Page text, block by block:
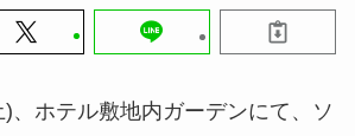
、ホテル敷地内ガーデンにて、ソ